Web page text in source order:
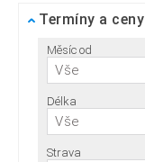
Termíny a ceny
Měsíc od
Vše
Délka
Vše
Strava